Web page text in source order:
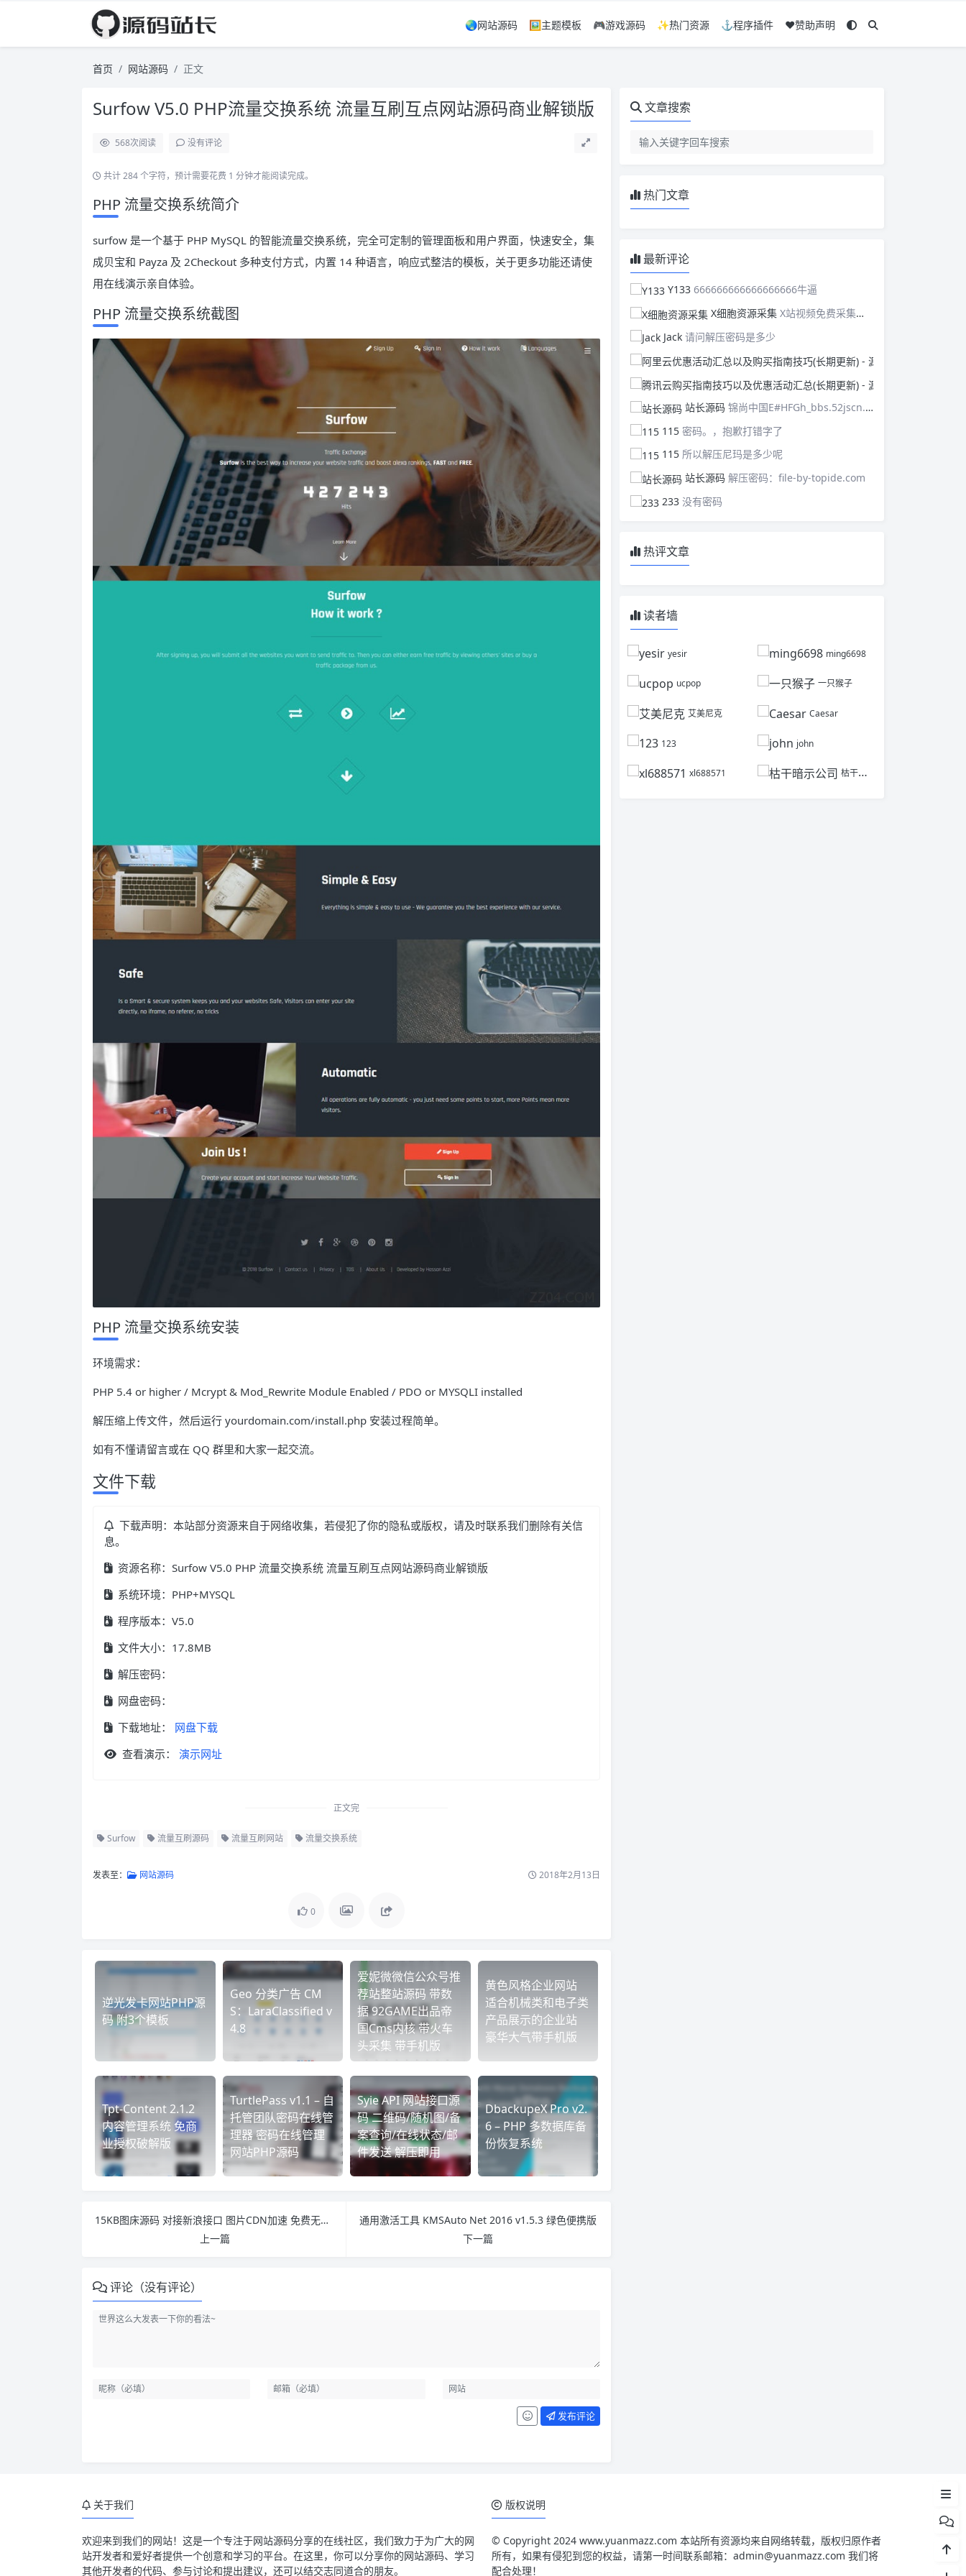
🌏网站源码 🖼️主题模板 🎮游戏源码 ✨热门资源 ⚓程序插件 ❤️赞助声明
首页 网站源码 正文
Surfow V5.0 PHP流量交换系统 流量互刷互点网站源码商业解锁版
568次阅读 没有评论
共计 284 个字符，预计需要花费 1 分钟才能阅读完成。
PHP 流量交换系统简介
surfow 是一个基于 PHP MySQL 的智能流量交换系统，完全可定制的管理面板和用户界面，快速安全，集
成贝宝和 Payza 及 2Checkout 多种支付方式，内置 14 种语言，响应式整洁的模板，关于更多功能还请使
用在线演示亲自体验。
PHP 流量交换系统截图
PHP 流量交换系统安装
环境需求：
PHP 5.4 or higher / Mcrypt & Mod_Rewrite Module Enabled / PDO or MYSQLI installed
解压缩上传文件，然后运行 yourdomain.com/install.php 安装过程简单。
如有不懂请留言或在 QQ 群里和大家一起交流。
文件下载
下载声明：本站部分资源来自于网络收集，若侵犯了你的隐私或版权，请及时联系我们删除有关信
息。
资源名称：Surfow V5.0 PHP 流量交换系统 流量互刷互点网站源码商业解锁版
系统环境：PHP+MYSQL
程序版本：V5.0
文件大小：17.8MB
解压密码：
网盘密码：
下载地址：
网盘下载
查看演示：
演示网址
正文完
Surfow 流量互刷源码 流量互刷网站 流量交换系统
发表至： 网站源码 2018年2月13日
0
逆光发卡网站PHP源
码 附3个模板
Geo 分类广告 CM
S：LaraClassified v
4.8
爱妮微微信公众号推
荐站整站源码 带数
据 92GAME出品帝
国Cms内核 带火车
头采集 带手机版
黄色风格企业网站
适合机械类和电子类
产品展示的企业站
豪华大气带手机版
Tpt-Content 2.1.2
内容管理系统 免商
业授权破解版
TurtlePass v1.1 – 自
托管团队密码在线管
理器 密码在线管理
网站PHP源码
Syie API 网站接口源
码 二维码/随机图/备
案查询/在线状态/邮
件发送 解压即用
DbackupeX Pro v2.
6 – PHP 多数据库备
份恢复系统
15KB图床源码 对接新浪接口 图片CDN加速 免费无限制
上一篇
通用激活工具 KMSAuto Net 2016 v1.5.3 绿色便携版
下一篇
评论（没有评论）
发布评论
文章搜索
热门文章
最新评论
Y133 666666666666666666牛逼
X细胞资源采集 X站视频免费采集，可以适配此CMS，含免费模板。有需要的站长可以看看xxibaozyw.com
Jack 请问解压密码是多少
站长源码 锦尚中国E#HFGh_bbs.52jscn.comEYzhibo8
115 密码。，抱歉打错字了
115 所以解压尼玛是多少呢
站长源码 解压密码：file-by-topide.com
233 没有密码
热评文章
读者墙
yesir ming6698
ucpop 一只猴子
艾美尼克 Caesar
123 john
xl688571 枯干暗示公司
关于我们
欢迎来到我们的网站！这是一个专注于网站源码分享的在线社区，我们致力于为广大的网
站开发者和爱好者提供一个创意和学习的平台。在这里，你可以分享你的网站源码、学习
其他开发者的代码、参与讨论和提出建议，还可以结交志同道合的朋友。
版权说明
© Copyright 2024 www.yuanmazz.com 本站所有资源均来自网络转载，版权归原作者
所有，如果有侵犯到您的权益，请第一时间联系邮箱：admin@yuanmazz.com 我们将
配合处理！